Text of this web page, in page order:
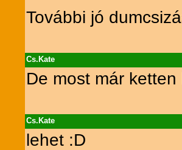
További jó
Cs.Kate
De most már ketten
Cs.Kate
lehet :D